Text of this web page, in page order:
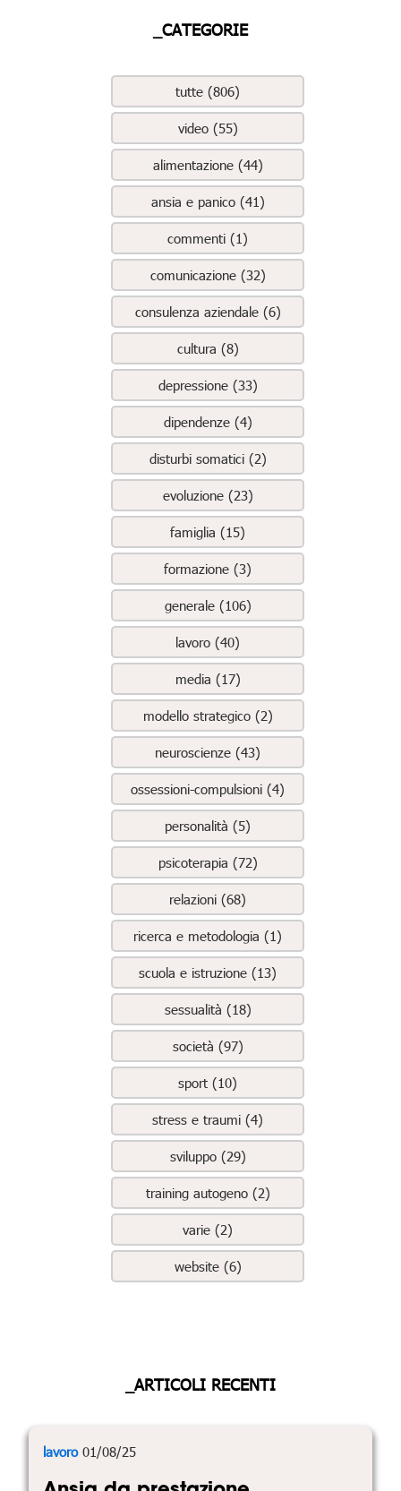
_CATEGORIE
tutte (806)
video (55)
alimentazione (44)
ansia e panico (41)
commenti (1)
comunicazione (32)
consulenza aziendale (6)
cultura (8)
depressione (33)
dipendenze (4)
disturbi somatici (2)
evoluzione (23)
famiglia (15)
formazione (3)
generale (106)
lavoro (40)
media (17)
modello strategico (2)
neuroscienze (43)
ossessioni-compulsioni (4)
personalità (5)
psicoterapia (72)
relazioni (68)
ricerca e metodologia (1)
scuola e istruzione (13)
sessualità (18)
società (97)
sport (10)
stress e traumi (4)
sviluppo (29)
training autogeno (2)
varie (2)
website (6)
_ARTICOLI RECENTI
lavoro01/08/25